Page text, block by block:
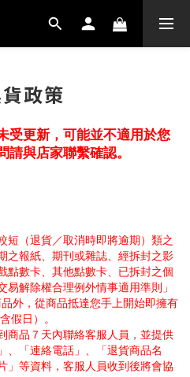
政策
受更新，可能並不適用於您
請與店家聯繫確認。
短（退貨／取消時即將逾期）類之
之報紙、期刊或雜誌、經拆封之影
點數卡、其他點數卡、已拆封之個
易解除權合理例外情事適用準則」
外，從商品抵達您手上開始即擁有
假日）。
商品７天內聯絡客服人員，並提供
、「連絡電話」、「退貨商品名
」等資料，客服人員收到後將會協